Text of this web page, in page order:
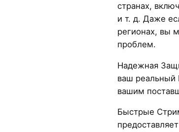
странах,
и т. д. Даже
регионах, вы
проблем.
Надежная
ваш реальный
вашим
Быстрые